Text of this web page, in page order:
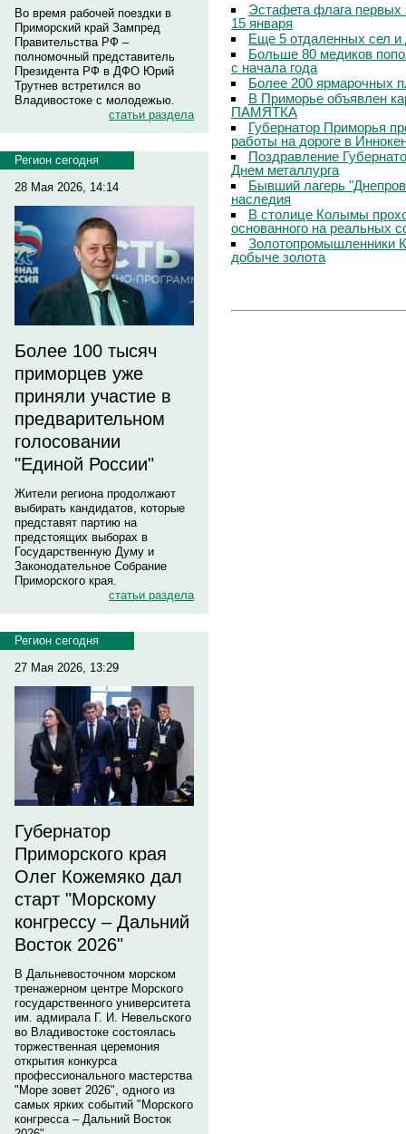
Во время рабочей поездки в
Приморский край Зампред
Правительства РФ –
полномочный представитель
Президента РФ в ДФО Юрий
Трутнев встретился во
Владивостоке с молодежью.
статьи раздела
Регион сегодня
28 Мая 2026, 14:14
Более 100 тысяч
приморцев уже
приняли участие в
предварительном
голосовании
"Единой России"
Жители региона продолжают
выбирать кандидатов, которые
представят партию на
предстоящих выборах в
Государственную Думу и
Законодательное Собрание
Приморского края.
статьи раздела
Регион сегодня
27 Мая 2026, 13:29
Губернатор
Приморского края
Олег Кожемяко дал
старт "Морскому
конгрессу – Дальний
Восток 2026"
В Дальневосточном морском
тренажерном центре Морского
государственного университета
им. адмирала Г. И. Невельского
во Владивостоке состоялась
торжественная церемония
открытия конкурса
профессионального мастерства
"Море зовет 2026", одного из
самых ярких событий "Морского
конгресса – Дальний Восток
Эстафета флага первых
15 января
Еще 5 отдаленных сел и
Больше 80 медиков
с начала года
Более 200 ярмарочных
В Приморье объявлен
ПАМЯТКА
Губернатор Приморья
работы на дороге в
Поздравление
Днем металлурга
Бывший лагерь
наследия
В столице Колымы
основанного на реальных
Золотопромышленники
добыче золота